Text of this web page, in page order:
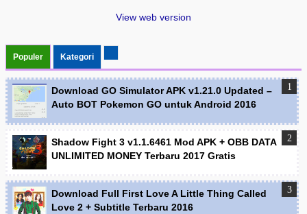
View web version
Populer Kategori
Download GO Simulator APK v1.21.0 Updated –
Auto BOT Pokemon GO untuk Android 2016
Shadow Fight 3 v1.1.6461 Mod APK + OBB DATA
UNLIMITED MONEY Terbaru 2017 Gratis
Download Full First Love A Little Thing Called
Love 2 + Subtitle Terbaru 2016